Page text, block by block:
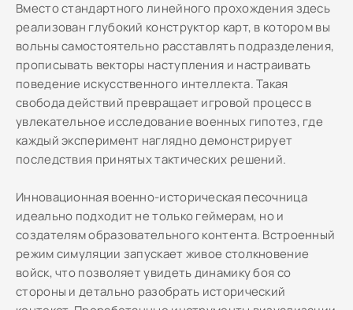
Вместо стандартного линейного прохождения здесь
реализован глубокий конструктор карт, в котором вы
вольны самостоятельно расставлять подразделения,
прописывать векторы наступления и настраивать
поведение искусственного интеллекта. Такая
свобода действий превращает игровой процесс в
увлекательное исследование военных гипотез, где
каждый эксперимент наглядно демонстрирует
последствия принятых тактических решений.
Инновационная военно-историческая песочница
идеально подходит не только геймерам, но и
создателям образовательного контента. Встроенный
режим симуляции запускает живое столкновение
войск, что позволяет увидеть динамику боя со
стороны и детально разобрать исторический